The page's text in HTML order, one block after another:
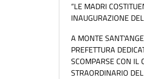
“LE MADRI
INAUGURAZIONE
A MONTE
PREFETTURA
SCOMPARSE CON IL
STRAORDINARIO